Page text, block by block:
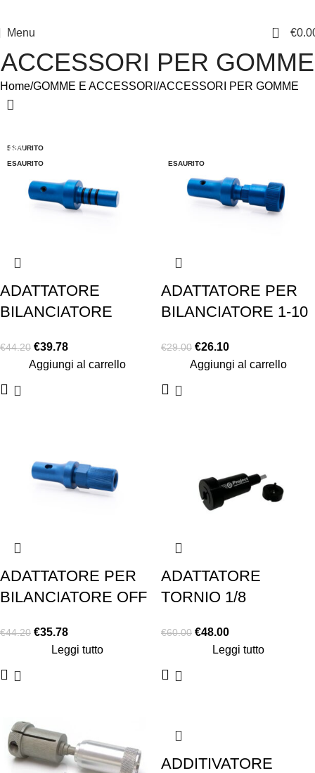
Menu 0 €
ACCESSORI PER GOMME
Home GOMME E ACCESSORI ACCESSORI PER GOMME
-10%
ADATTATORE
BILANCIATORE
GOMME 1/8 ON
ROAD
€44.20 €39.78
Aggiungi al carrello
ADATTATORE PER
BILANCIATORE 1-10
€29.00 €26.10
Aggiungi al carrello
-19%
ESAURITO
ADATTATORE PER
BILANCIATORE OFF
€44.20 €35.78
Leggi tutto
ESAURITO
ADATTATORE
TORNIO 1/8
ANTERIORE
€60.00 €48.00
Leggi tutto
-5%
ESAURITO
ADDITIVATORE
ESAURITO
ESAURITO
-12%
ESAURITO
ESAURITO
-5%
ESAURITO